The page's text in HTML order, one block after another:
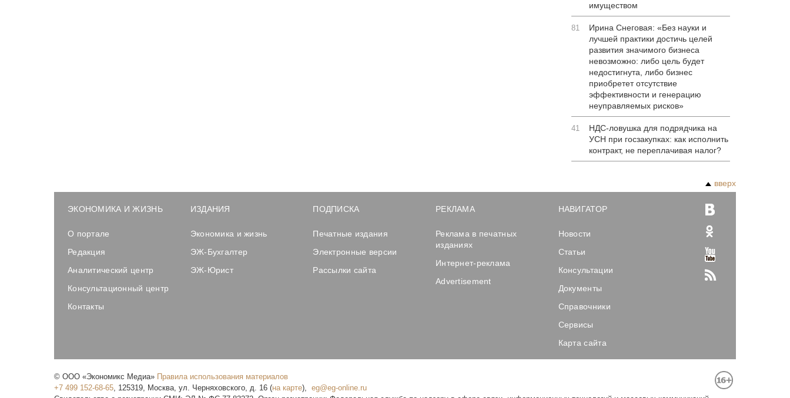
имуществом
81
Ирина Снеговая: «Без науки и
лучшей практики достичь целей
развития значимого бизнеса
невозможно: либо цель будет
недостигнута, либо бизнес
приобретет отсутствие
эффективности и генерацию
неуправляемых рисков»
41
НДС-ловушка для подрядчика на
УСН при госзакупках: как исполнить
контракт, не переплачивая налог?
вверх
ЭКОНОМИКА И ЖИЗНЬ
О портале
Редакция
Аналитический центр
Консультационный центр
Контакты
ИЗДАНИЯ
Экономика и жизнь
ЭЖ-Бухгалтер
ЭЖ-Юрист
ПОДПИСКА
Печатные издания
Электронные версии
Рассылки сайта
РЕКЛАМА
Реклама в печатных
изданиях
Интернет-реклама
Advertisement
НАВИГАТОР
Новости
Статьи
Консультации
Документы
Справочники
Сервисы
Карта сайта
© ООО «Экономикс Медиа» Правила использования материалов
+7 499 152-68-65, 125319, Москва, ул. Черняховского, д. 16 (на карте),